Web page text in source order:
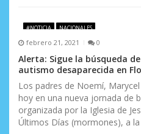
#NOTICIA NACIONALES
febrero 21, 2021 0
Alerta: Sigue la búsqueda
autismo desaparecida en
Los padres de Noemí,
hoy en una nueva jornada de
organizada por la Iglesia de
Últimos Días (mormones), a la